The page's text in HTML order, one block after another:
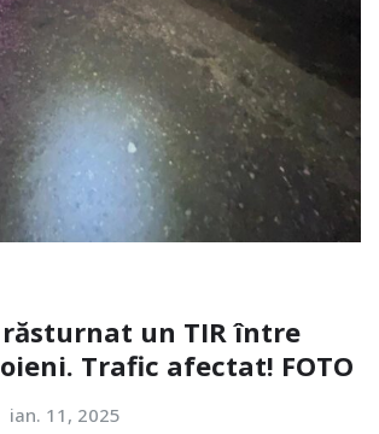
răsturnat un TIR între
Trafic afectat! FOTO
ian. 11, 2025